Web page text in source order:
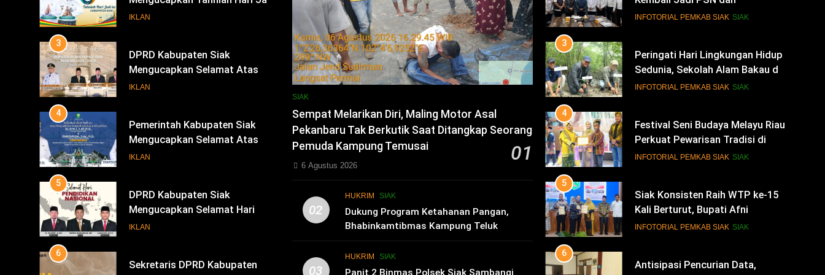
Pengambilan Sumpah Jabatan
IKLAN
4
Pemerintah Kabupaten Siak
Mengucapkan Selamat Atas
Pengambilan Sumpah Jabatan
IKLAN
5
DPRD Kabupaten Siak
Mengucapkan Selamat Hari
Pendidikan Nasional
IKLAN
6
Sekretaris DPRD Kabupaten
Siak Mengucapkan Selamat Hari
Buruh
IKLAN
7
KENALI WARNA SURAT SUARA
SIAK
Sempat Melarikan Diri, Maling Motor Asal
Pekanbaru Tak Berkutik Saat Ditangkap Seorang
Pemuda Kampung Temusai
01
6 Agustus 2026
02
HUKRIM SIAK
Dukung Program Ketahanan Pangan,
Bhabinkamtibmas Kampung Teluk
Merempan Tinjau Tanaman Jagung Waga
03
HUKRIM SIAK
Siak Cetak Generasi Penjaga
INFOTORIAL PEMKAB SIAK SIAK
4
Festival Seni Budaya Melayu Riau
Perkuat Pewarisan Tradisi di
Negeri Istana
INFOTORIAL PEMKAB SIAK SIAK
5
Siak Konsisten Raih WTP ke-15
Kali Berturut, Bupati Afni
Tekankan Penguatan Tata Kelola
INFOTORIAL PEMKAB SIAK SIAK
6
Antisipasi Pencurian Data,
Diskominfo Siak Perkuat Tim
Tanggap Insiden Siber
INFOTORIAL PEMKAB SIAK SIAK
7
Safari Ramadan di Pedalaman